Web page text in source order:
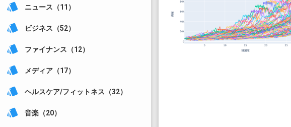
style ニュース（11）
style ビジネス（52）
style ファイナンス（12）
style メディア（17）
style ヘルスケア/フィットネス（32）
style 音楽（20）